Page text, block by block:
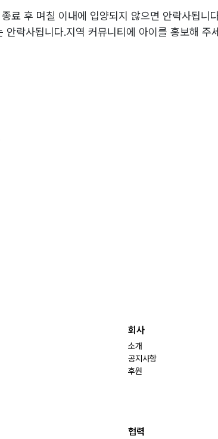
료 후 며칠 이내에 입양되지 않으면 안락사됩니
락사됩니다.지역 커뮤니티에 아이를 홍보해
회사
소개
공지사항
후원
협력